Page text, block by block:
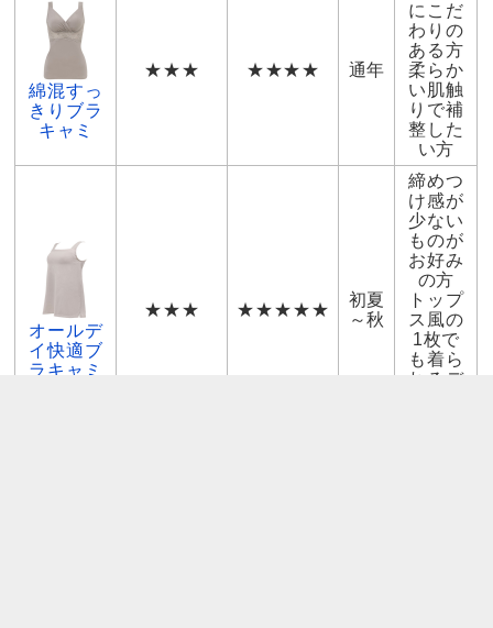
綿混すっ
きりブラ
キャミ
★★★ ★★★★ 通年
にこだ
わりの
ある方
柔らか
い肌触
りで補
整した
い方
オールデ
イ快適ブ
ラキャミ
★★★ ★★★★★
初夏
～秋
締めつ
け感が
少ない
ものが
お好み
の方
トップ
ス風の
1枚で
も着ら
れるデ